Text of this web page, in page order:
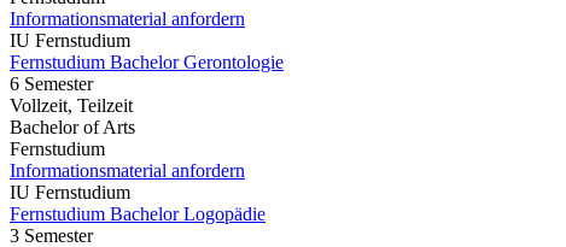
Informationsmaterial anfordern
IU Fernstudium
Fernstudium Bachelor Gerontologie
6 Semester
Vollzeit, Teilzeit
Bachelor of Arts
Fernstudium
Informationsmaterial anfordern
IU Fernstudium
Fernstudium Bachelor Logopädie
3 Semester